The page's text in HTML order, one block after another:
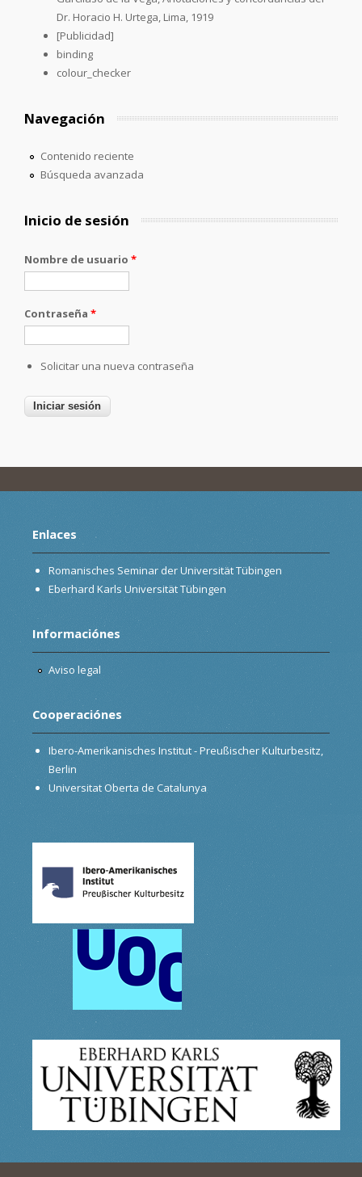
Dr. Horacio H. Urtega, Lima, 1919
[Publicidad]
binding
colour_checker
Navegación
Contenido reciente
Búsqueda avanzada
Inicio de sesión
Nombre de usuario *
Contraseña *
Solicitar una nueva contraseña
Enlaces
Romanisches Seminar der Universität Tübingen
Eberhard Karls Universität Tübingen
Informaciónes
Aviso legal
Cooperaciónes
Ibero-Amerikanisches Institut - Preußischer Kulturbesitz,
Berlin
Universitat Oberta de Catalunya